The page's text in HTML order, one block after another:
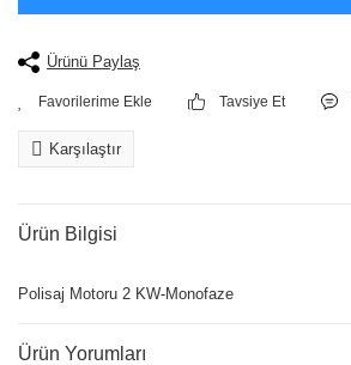
Ürünü Paylaş
Tavsiye Et
Karşılaştır
Ürün Bilgisi
Polisaj Motoru 2 KW-Monofaze
Ürün Yorumları